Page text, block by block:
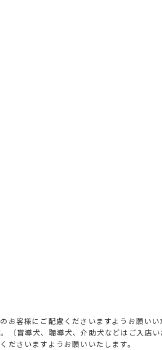
客様にご配慮くださいますようお願いい
盲導犬、聴導犬、介助犬などはご入店い
さいますようお願いいたします。